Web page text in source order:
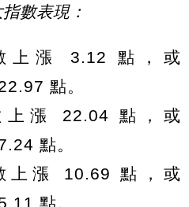
數表現：
上漲 3.12 點，或
點。
漲 22.04 點，或
點。
上漲 10.69 點，或
點。